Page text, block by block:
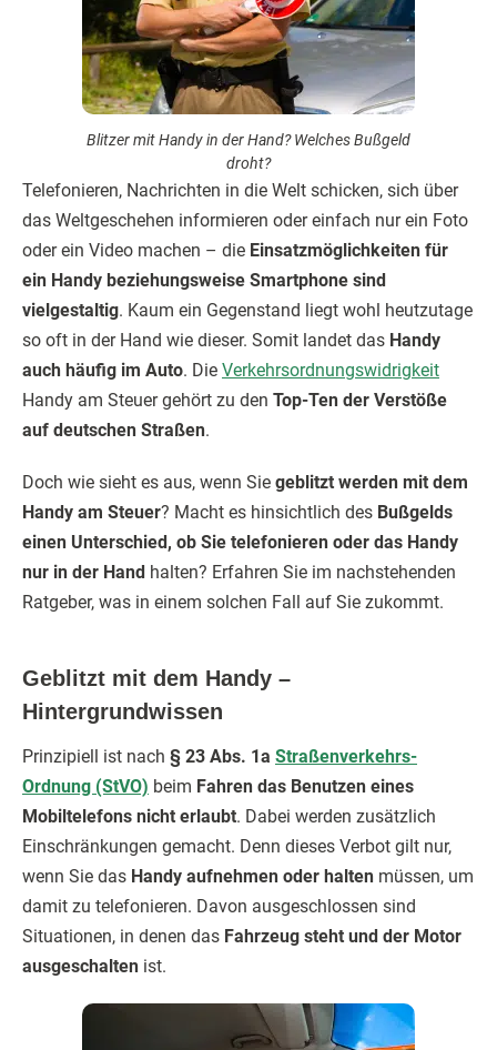
Blitzer mit Handy in der Hand? Welches Bußgeld
droht?
Telefonieren, Nachrichten in die Welt schicken, sich über
das Weltgeschehen informieren oder einfach nur ein Foto
oder ein Video machen – die Einsatzmöglichkeiten für
ein Handy beziehungsweise Smartphone sind
vielgestaltig. Kaum ein Gegenstand liegt wohl heutzutage
so oft in der Hand wie dieser. Somit landet das Handy
auch häufig im Auto. Die Verkehrsordnungswidrigkeit
Handy am Steuer gehört zu den Top-Ten der Verstöße
auf deutschen Straßen.
Doch wie sieht es aus, wenn Sie geblitzt werden mit dem
Handy am Steuer? Macht es hinsichtlich des Bußgelds
einen Unterschied, ob Sie telefonieren oder das Handy
nur in der Hand halten? Erfahren Sie im nachstehenden
Ratgeber, was in einem solchen Fall auf Sie zukommt.
Geblitzt mit dem Handy –
Hintergrundwissen
Prinzipiell ist nach § 23 Abs. 1a Straßenverkehrs-
Ordnung (StVO) beim Fahren das Benutzen eines
Mobiltelefons nicht erlaubt. Dabei werden zusätzlich
Einschränkungen gemacht. Denn dieses Verbot gilt nur,
wenn Sie das Handy aufnehmen oder halten müssen, um
damit zu telefonieren. Davon ausgeschlossen sind
Situationen, in denen das Fahrzeug steht und der Motor
ausgeschalten ist.